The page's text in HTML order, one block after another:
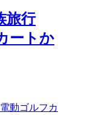
旅行
ートか